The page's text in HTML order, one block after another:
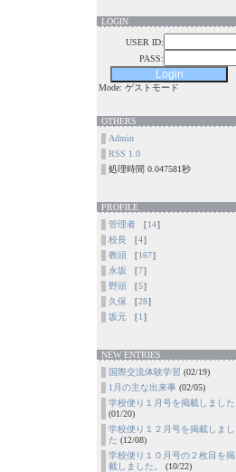
LOGIN
USER ID:
PASS:
Mode: ゲストモード
OTHERS
Admin
RSS 1.0
処理時間 0.047581秒
PROFILE
管理者 ［14］
校長 ［4］
教頭 ［167］
永坂 ［7］
野頭 ［5］
久保 ［28］
坂元 ［1 ］
NEW ENTRIES
国際交流体験学習 (02/19)
1月の主な出来事 (02/05)
学校便り１月号を掲載しました
(01/20)
学校便り１２月号を掲載しまし
た (12/08)
学校便り１０月号の２枚目を掲
載しました。
(10/22)